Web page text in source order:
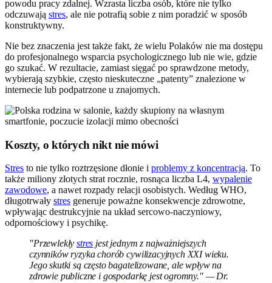
powodu pracy zdalnej. Wzrasta liczba osób, które nie tylko
odczuwają stres, ale nie potrafią sobie z nim poradzić w sposób
konstruktywny.
Nie bez znaczenia jest także fakt, że wielu Polaków nie ma dostępu
do profesjonalnego wsparcia psychologicznego lub nie wie, gdzie
go szukać. W rezultacie, zamiast sięgać po sprawdzone metody,
wybierają szybkie, często nieskuteczne „patenty” znalezione w
internecie lub podpatrzone u znajomych.
Koszty, o których nikt nie mówi
Stres to nie tylko roztrzęsione dłonie i problemy z koncentracją. To
także miliony złotych strat rocznie, rosnąca liczba L4, wypalenie
zawodowe, a nawet rozpady relacji osobistych. Według WHO,
długotrwały stres generuje poważne konsekwencje zdrowotne,
wpływając destrukcyjnie na układ sercowo-naczyniowy,
odpornościowy i psychikę.
"Przewlekłystres jest jednym z najważniejszych
czynników ryzyka chorób cywilizacyjnych XXI wieku.
Jego skutki są często bagatelizowane, ale wpływ na
zdrowie publiczne i gospodarkę jest ogromny." — Dr.